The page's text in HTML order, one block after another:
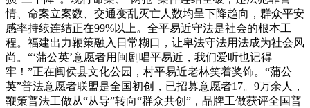
情、命案立案数、交通变乱灭亡人数均呈下降趋向，群众平安
感率持续连结正在99%以上。全平易近守法是社会的根本工
程。福建出力鞭策融入日常糊口，让卑法守法用法成为社会风
尚。“‘蒲公英’意愿者用闽剧唱平易近，我们爱听也记得
牢！”正在闽侯县文化公园，村平易近老林笑着奖饰。“蒲公
英”普法意愿者联盟是全国初创，已招募意愿者17。9万余人，
鞭策普法工做从“从导”转向“群众共创”，品牌工做获评全国普